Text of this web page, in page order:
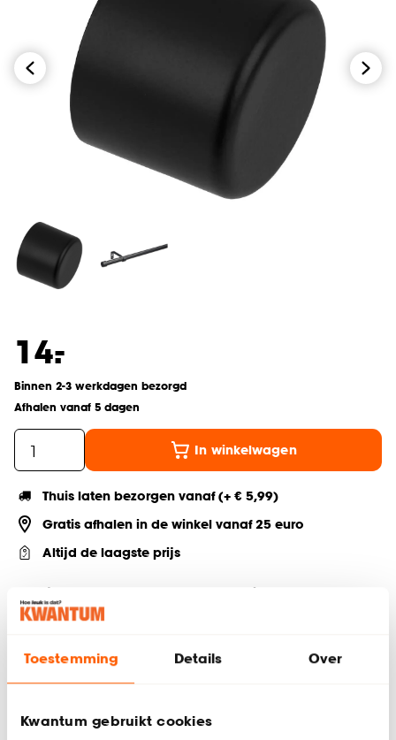
Toestemming Details Over
Kwantum gebruikt cookies
14.
-
Binnen 2-3 werkdagen bezorgd
Afhalen vanaf 5 dagen
In winkelwagen
Thuis laten bezorgen vanaf (+ € 5,99)
Gratis afhalen in de winkel vanaf 25 euro
Altijd de laagste prijs
Deel jouw product & volg ons op social
Productomschrijving
Lengte: 2.5 cm